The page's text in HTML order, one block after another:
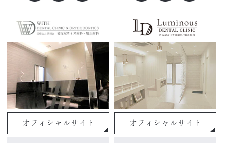
オフィシャルサイト オフィシャルサイト